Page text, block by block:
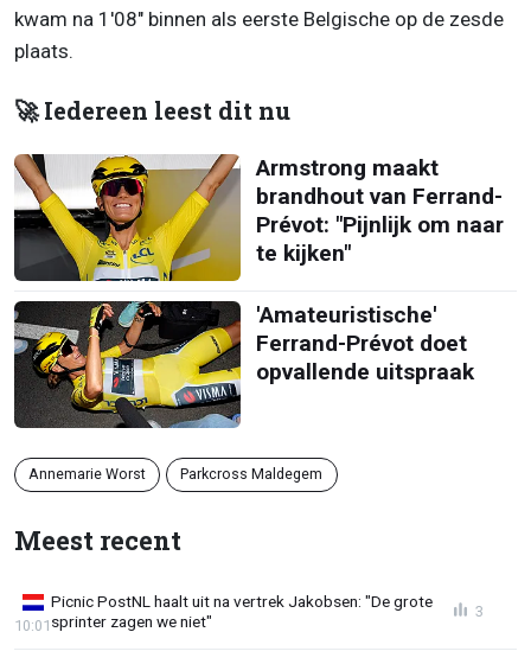
kwam na 1'08" binnen als eerste Belgische op de zesde
plaats.
🚀 Iedereen leest dit nu
Armstrong maakt
brandhout van Ferrand-
Prévot: "Pijnlijk om naar
te kijken"
'Amateuristische'
Ferrand-Prévot doet
opvallende uitspraak
Annemarie Worst Parkcross Maldegem
Meest recent
Picnic PostNL haalt uit na vertrek Jakobsen: "De grote
sprinter zagen we niet"
10:01
3